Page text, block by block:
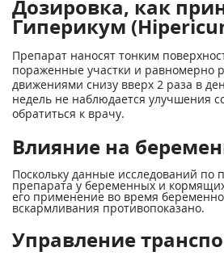
Дозировка, как
Гиперикум
Препарат наносят тонким
пораженные участки и равномерно
движениями снизу вверх 2 раза в
недель не наблюдается улучшения
обратиться к врачу.
Влияние на
Поскольку данные исследований по
препарата у беременных и
его применение во время
вскармливания противопоказано.
Управление